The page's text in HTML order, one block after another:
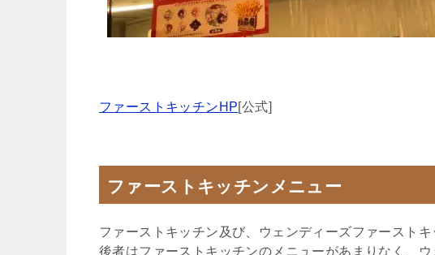
ファーストキッチンHP[公式]
ファーストキッチンメニュー
ファーストキッチン及び、ウェンディーズファースト
後者はファーストキッチンのメニューがあまりなく、